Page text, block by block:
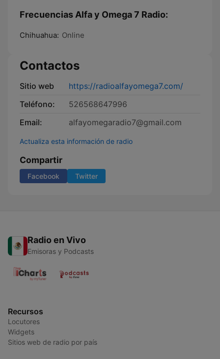
Frecuencias Alfa y Omega 7 Radio:
Chihuahua: Online
Contactos
Sitio web
https://radioalfayomega7.com/
Teléfono:
526568647996
Email:
alfayomegaradio7@gmail.com
Actualiza esta información de radio
Compartir
Facebook Twitter
Radio en Vivo
Emisoras y Podcasts
Recursos
Locutores
Widgets
Sitios web de radio por país